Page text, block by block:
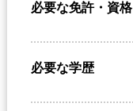
必要な免許・資格
必要な学歴